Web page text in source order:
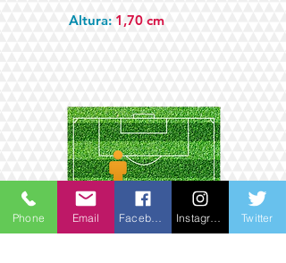
Altura: 1,70 cm
Phone Email Twitter